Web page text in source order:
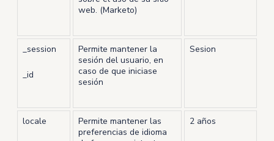
web. (Marketo)
_session
_id
Permite mantener la
sesión del usuario, en
caso de que iniciase
sesión
Sesion
locale
Permite mantener las
preferencias de idioma
2 años